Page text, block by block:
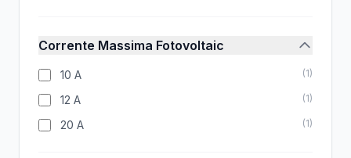
Corrente Massima Fotovoltaic
10 A (1)
12 A (1)
20 A (1)